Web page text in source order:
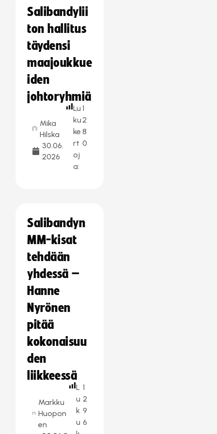
Salibandylii
ton hallitus
täydensi
maajoukkue
iden
johtoryhmiä
Mika
Hilska
30.06.
2026
Lu
ku
ke
rt
oj
a:
1
2
8
0
Salibandyn
MM-kisat
tehdään
yhdessä –
Hanne
Nyrönen
pitää
kokonaisuu
den
liikkeessä
Markku
Huopon
en
L
u
k
u
1
2
9
6